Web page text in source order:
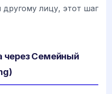
другому лицу, этот шаг
через Семейный